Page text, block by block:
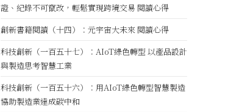
證、紀錄不可竄改，輕鬆實現跨境交易 閱讀心得
創新書籍閱讀（十四）：元宇宙大未來 閱讀心得
科技創新（一百五十七）：AIoT綠色轉型 以產品設計
與製造思考智慧工業
科技創新（一百五十六）：用AIoT綠色轉型智慧製造
協助製造業達成碳中和